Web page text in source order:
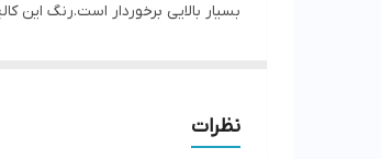
جنس
بسیار بالایی برخوردار است.رنگ این
نظرات